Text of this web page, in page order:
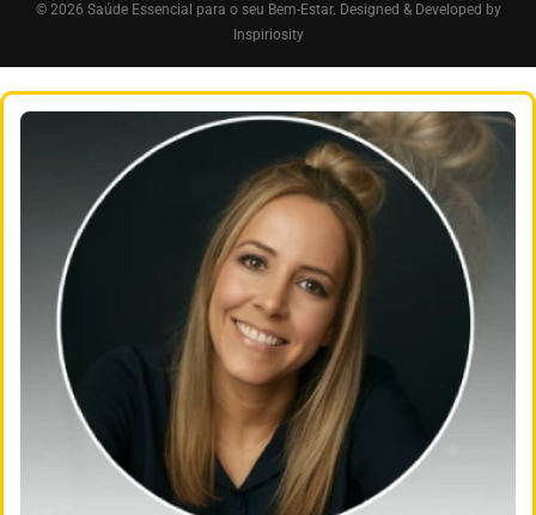
© 2026 Saúde Essencial para o seu Bem-Estar. Designed & Developed by
Inspiriosity